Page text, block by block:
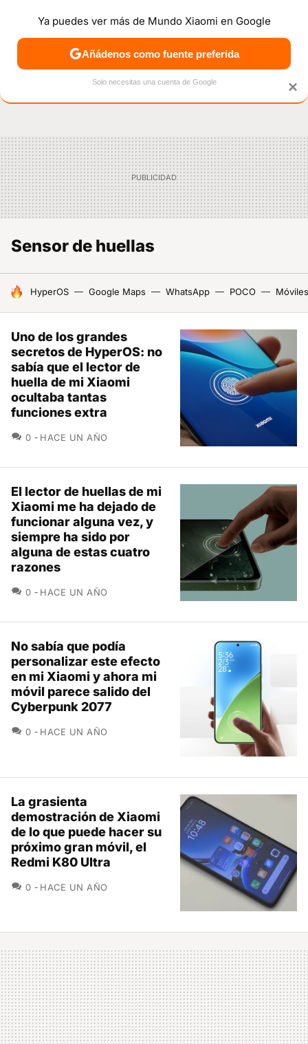
NOTICIAS MÓVILES TUTORIALES OFERTAS
Sensor de huellas
HOY SE HABLA DE
HyperOS Google Maps WhatsApp POCO
Uno de los grandes
secretos de HyperOS: no
sabía que el lector de
huella de mi Xiaomi
ocultaba tantas
funciones extra
0 COMENTARIOS
HACE UN AÑO
El lector de huellas de mi
Xiaomi me ha dejado de
funcionar alguna vez, y
siempre ha sido por
alguna de estas cuatro
razones
0 COMENTARIOS
HACE UN AÑO
No sabía que podía
personalizar este efecto
en mi Xiaomi y ahora mi
móvil parece salido del
Cyberpunk 2077
0 COMENTARIOS
HACE UN AÑO
La grasienta
demostración de Xiaomi
de lo que puede hacer su
próximo gran móvil, el
Redmi K80 Ultra
0 COMENTARIOS
HACE UN AÑO
×
Ya puedes ver más de Mundo Xiaomi en Google
Añádenos como fuente preferida
Solo necesitas una cuenta de Google